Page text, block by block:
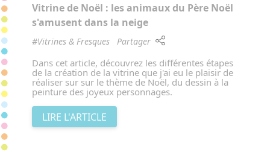
Vitrine de Noël : les animaux du Père Noël
s'amusent dans la neige
#Vitrines & Fresques Partager
Dans cet article, découvrez les différentes étapes
de la création de la vitrine que j'ai eu le plaisir de
réaliser sur sur le thème de Noël, du dessin à la
peinture des joyeux personnages.
LIRE L'ARTICLE